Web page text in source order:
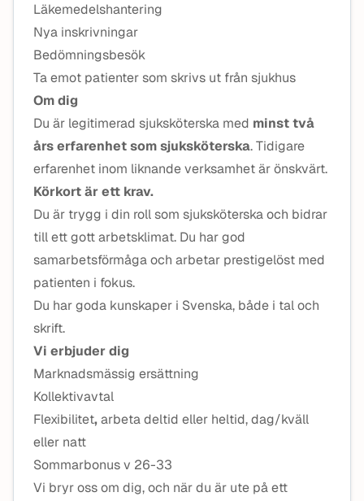
Läkemedelshantering
Nya inskrivningar
Bedömningsbesök
Ta emot patienter som skrivs ut från sjukhus
Om dig
Du är legitimerad sjuksköterska med minst två
års erfarenhet som sjuksköterska. Tidigare
erfarenhet inom liknande verksamhet är önskvärt.
Körkort är ett krav.
Du är trygg i din roll som sjuksköterska och bidrar
till ett gott arbetsklimat. Du har god
samarbetsförmåga och arbetar prestigelöst med
patienten i fokus.
Du har goda kunskaper i Svenska, både i tal och
skrift.
Vi erbjuder dig
Marknadsmässig ersättning
Kollektivavtal
Flexibilitet,arbeta deltid eller heltid, dag/kväll
eller natt
Sommarbonus v 26-33
Vi bryr oss om dig, och när du är ute på ett